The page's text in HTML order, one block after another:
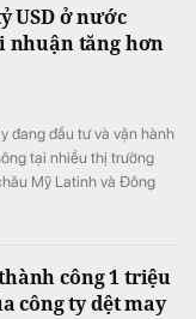
USD ở nước
nhuận tăng hơn
đang đầu tư và vận hành
tại nhiều thị trường
Mỹ Latinh và Đông
công 1 triệu
công ty dệt may